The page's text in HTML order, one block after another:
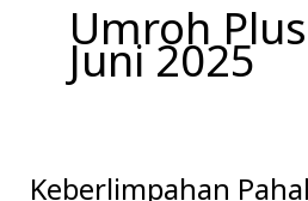
Umroh
Juni 2025
Keberlimpahan
Keberlimpahan